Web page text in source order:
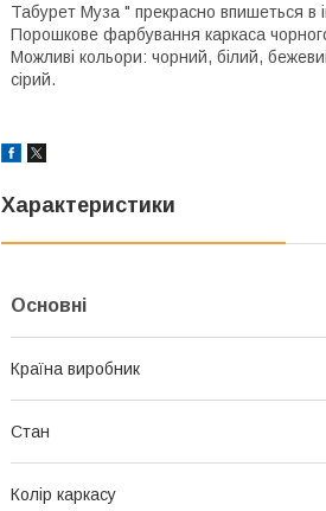
Табурет Муза " прекрасно впишеться в
Порошкове фарбування каркаса
Можливі кольори: чорний, білий,
сірий.
Характеристики
Основні
Країна виробник
Стан
Колір каркасу